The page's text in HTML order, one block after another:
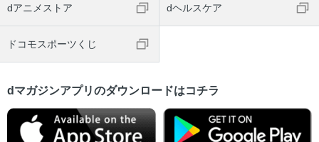
dアニメストア dヘルスケア
ドコモスポーツくじ
dマガジンアプリのダウンロードはコチラ